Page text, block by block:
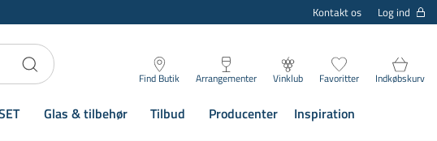
Kontakt os Log ind
Find Butik Arrangementer Vinklub Favoritter Indkøbskurv
Glas & tilbehør Tilbud Producenter Inspiration